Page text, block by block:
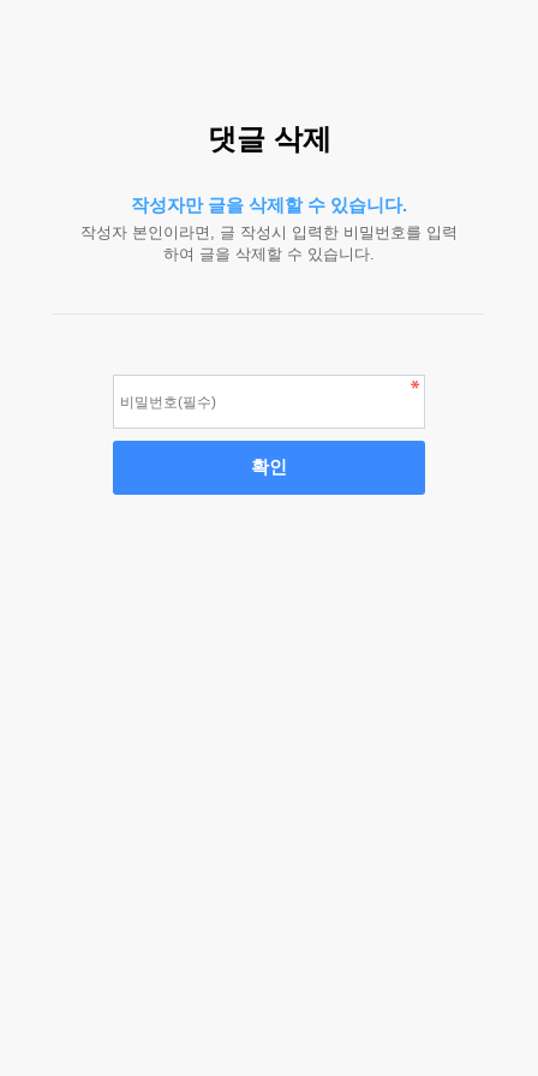
댓글 삭제
작성자만 글을 삭제할 수 있습니다.
작성자 본인이라면, 글 작성시 입력한 비밀번호를 입력
하여 글을 삭제할 수 있습니다.